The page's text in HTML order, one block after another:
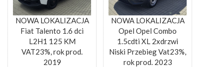
NOWA LOKALIZACJA
Fiat Talento 1.6 dci
L2H1 125 KM
VAT23%, rok prod.
2019
NOWA LOKALIZACJA
Opel Opel Combo
1.5cdti XL 2xdrzwi
Niski Przebieg Vat23%,
rok prod. 2023